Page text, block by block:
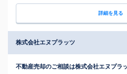
詳細を見る
株式会社エヌプラッツ
不動産売却のご相談は株式会社エヌプラ